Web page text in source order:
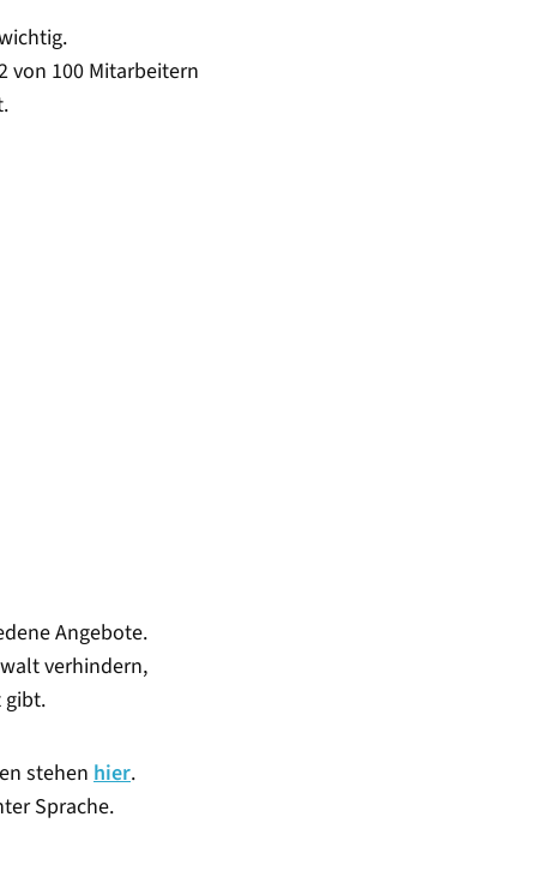
von 100 Mitarbeitern
Angebote.
verhindern,
gibt.
stehen hier.
Sprache.